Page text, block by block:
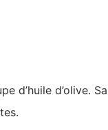
d’huile d’olive.